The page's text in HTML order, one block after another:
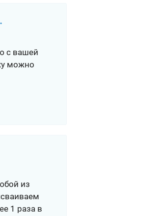
с вашей
можно
из
1 раза в